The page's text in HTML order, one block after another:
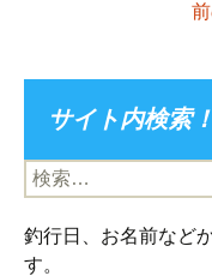
サイト内検索！
検
索:
釣行日、お名前など
す。